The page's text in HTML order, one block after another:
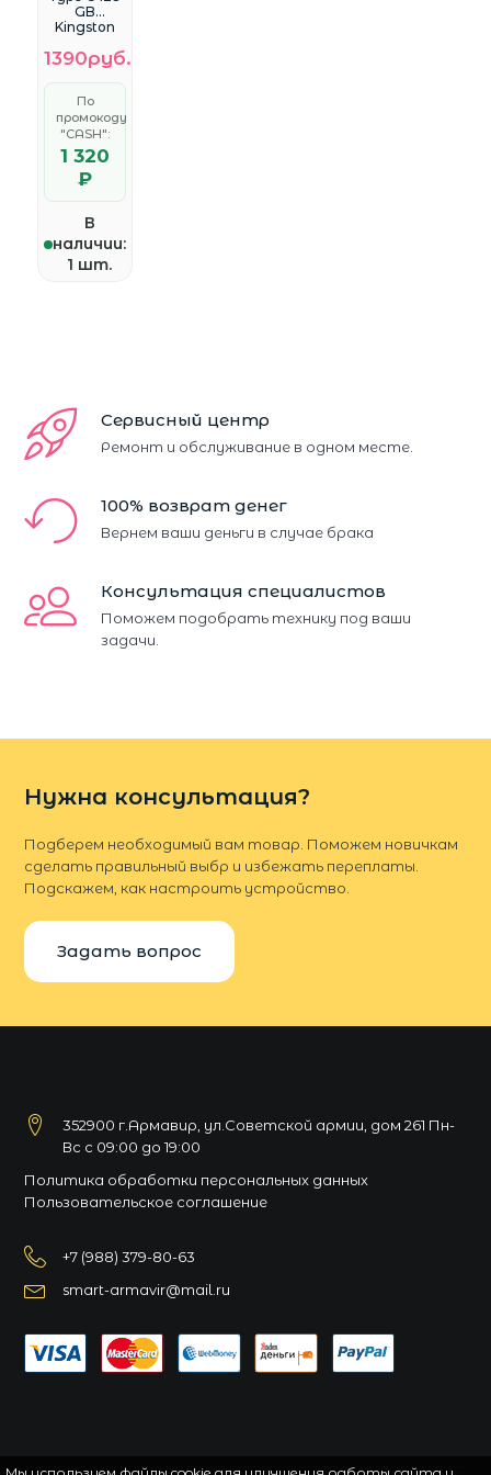
GB
Kingston
er 70,
черный
(DT70/128G
B)
1390руб.
По
промокоду
"CASH":
1 320
₽
В
наличии:
1 шт.
Сервисный центр
Ремонт и обслуживание в одном месте.
100% возврат денег
Вернем ваши деньги в случае брака
Консультация специалистов
Поможем подобрать технику под ваши
задачи.
Нужна консультация?
Подберем необходимый вам товар. Поможем новичкам
сделать правильный выбр и избежать переплаты.
Подскажем, как настроить устройство.
Задать вопрос
352900 г.Армавир, ул.Советской армии, дом 261 Пн-
Вс с 09:00 до 19:00
Политика обработки персональных данных
Пользовательское соглашение
+7 (988) 379-80-63
smart-armavir@mail.ru